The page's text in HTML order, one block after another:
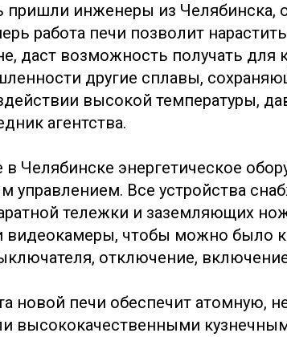
инженеры из Челябинска,
работа печи позволит
даст возможность получать для
другие сплавы,
высокой температуры,
агентства.
Челябинске энергетическое
управлением. Все устройства
тележки и заземляющих
видеокамеры, чтобы можно было
отключение,
новой печи обеспечит атомную,
высококачественными